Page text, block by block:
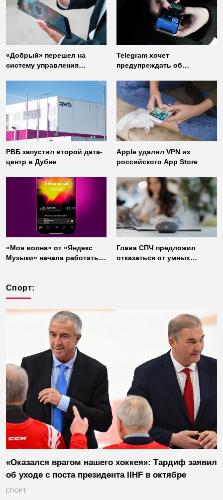
«Добрый» перешел на
систему управления
Telegram хочет
предупреждать об
неофициальных клиентов
мессенджера
РВБ запустил второй дата-
центр в Дубне
Apple удалил VPN из
российского App Store
«Моя волна» от «Яндекс
Музыки» начала работать
Глава СПЧ предложил
отказаться от умных
Спорт:
«Оказался врагом нашего хоккея»: Тардиф заявил
об уходе с поста президента IIHF в октябре
СПОРТ